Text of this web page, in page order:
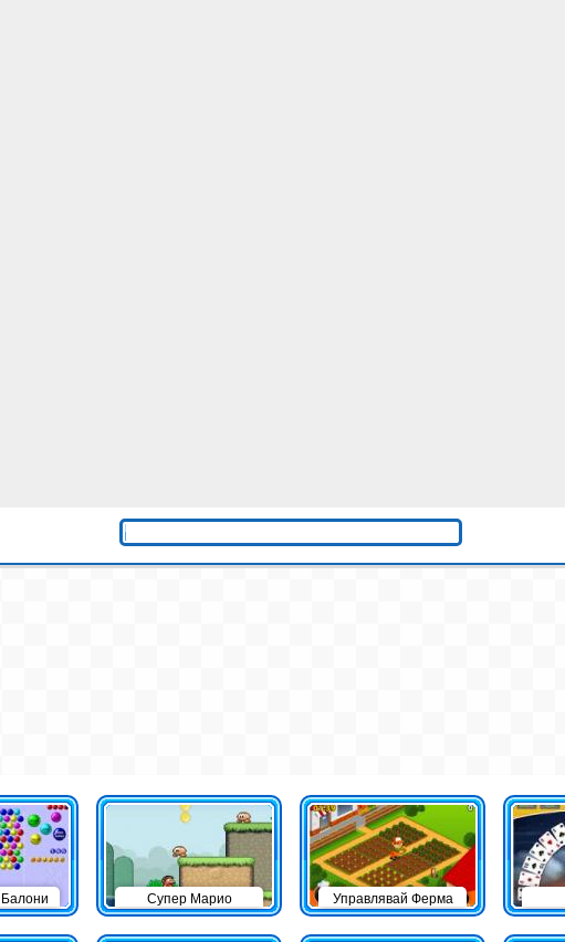
Супер Марио Управлявай Ферма